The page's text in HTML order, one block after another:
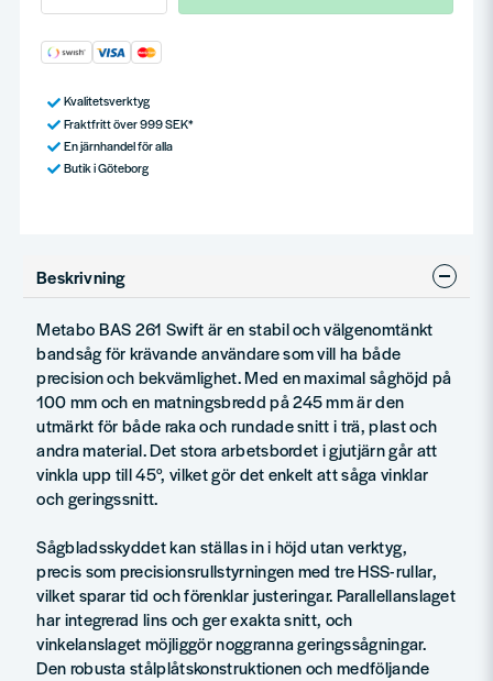
Kvalitetsverktyg
Fraktfritt över 999 SEK*
En järnhandel för alla
Butik i Göteborg
Beskrivning
Metabo BAS 261 Swift är en stabil och välgenomtänkt
bandsåg för krävande användare som vill ha både
precision och bekvämlighet. Med en maximal såghöjd på
100 mm och en matningsbredd på 245 mm är den
utmärkt för både raka och rundade snitt i trä, plast och
andra material. Det stora arbetsbordet i gjutjärn går att
vinkla upp till 45°, vilket gör det enkelt att såga vinklar
och geringssnitt.
Sågbladsskyddet kan ställas in i höjd utan verktyg,
precis som precisionsrullstyrningen med tre HSS-rullar,
vilket sparar tid och förenklar justeringar. Parallellanslaget
har integrerad lins och ger exakta snitt, och
vinkelanslaget möjliggör noggranna geringssågningar.
Den robusta stålplåtskonstruktionen och medföljande